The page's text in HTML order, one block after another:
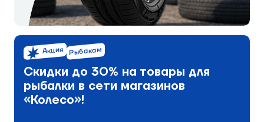
Акция Рыбакам
Скидки до 30% на товары для
рыбалки в сети магазинов
«Колесо»!